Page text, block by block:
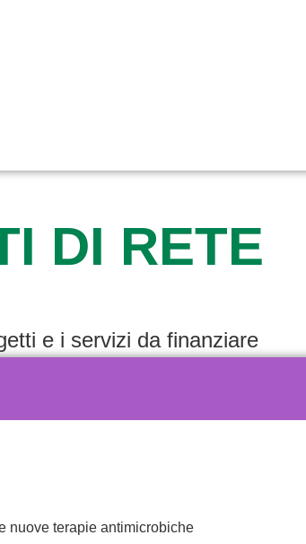
DI RETE
e i servizi da finanziare
nuove terapie antimicrobiche